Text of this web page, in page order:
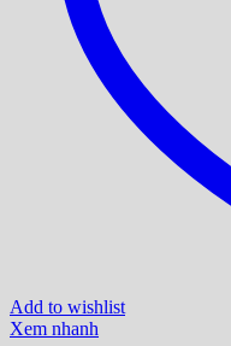
Add to wishlist
Xem nhanh